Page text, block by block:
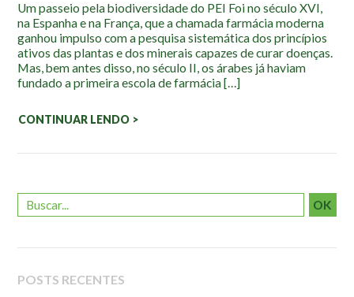
Localização
Um passeio pela biodiversidade do PEI Foi no século XVI,
na Espanha e na França, que a chamada farmácia moderna
ganhou impulso com a pesquisa sistemática dos princípios
ativos das plantas e dos minerais capazes de curar doenças.
Mas, bem antes disso, no século II, os árabes já haviam
fundado a primeira escola de farmácia […]
CONTINUAR LENDO >
OK
POSTS RECENTES